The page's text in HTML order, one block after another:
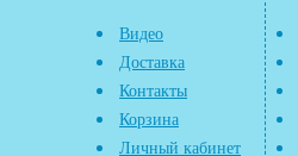
Видео
Доставка
Контакты
Корзина
Личный кабинет